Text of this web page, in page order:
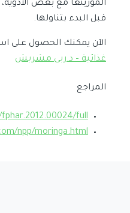
المورينغا مع بعض
قبل البدء بتناولها.
الآن يمكنك الحصول على
غذائية – د.ربى مشربش
المراجع
full
npp/moringa.html